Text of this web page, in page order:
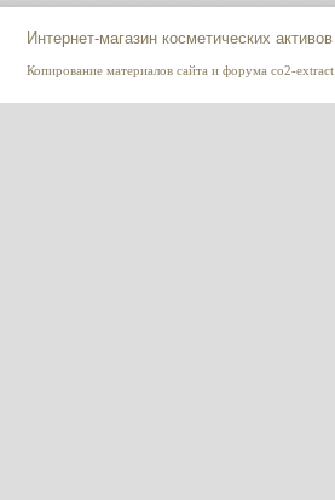
Интернет-магазин косметических
Копирование материалов сайта и форума co2-